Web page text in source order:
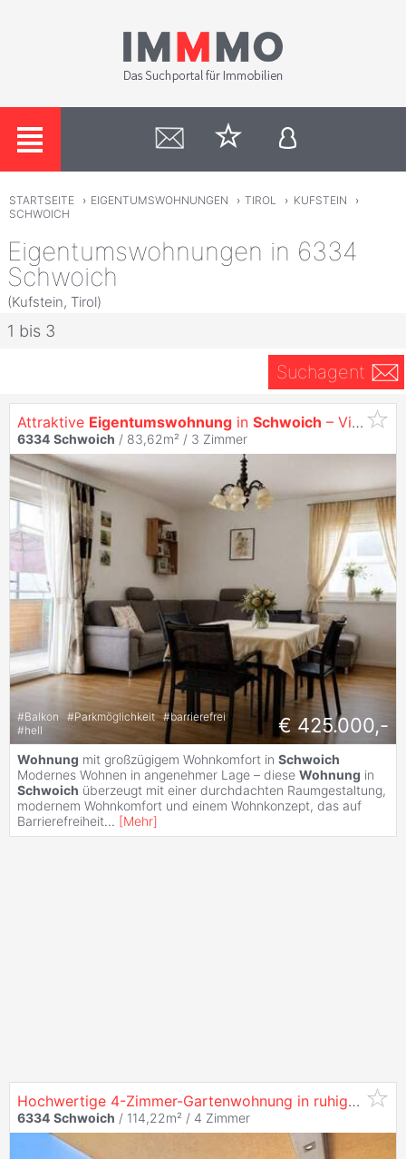
STARTSEITE › EIGENTUMSWOHNUNGEN › TIROL › KUFSTEIN
›
SCHWOICH
Eigentumswohnungen in 6334
Schwoich
(Kufstein, Tirol)
1 bis 3
Suchagent
Attraktive Eigentumswohnung in Schwoich – Viel Platz und moderne Raumaufteilung
6334 Schwoich / 83,62m² / 3 Zimmer
#Balkon #Parkmöglichkeit #barrierefrei
#hell € 425.000,-
Wohnung mit großzügigem Wohnkomfort in Schwoich
Modernes Wohnen in angenehmer Lage – diese Wohnung in
Schwoich überzeugt mit einer durchdachten Raumgestaltung,
modernem Wohnkomfort und einem Wohnkonzept, das auf
Barrierefreiheit... [Mehr]
Hochwertige 4-Zimmer-Gartenwohnung in ruhiger Naturlage nahe Kufstein
6334 Schwoich / 114,22m² / 4 Zimmer